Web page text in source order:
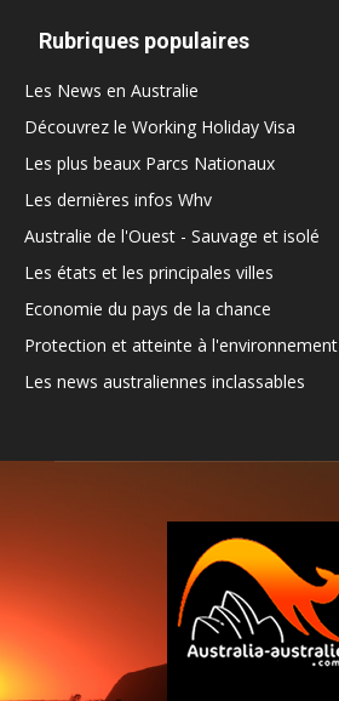
Rubriques populaires
Les News en Australie
Découvrez le Working Holiday Visa
Les plus beaux Parcs Nationaux
Les dernières infos Whv
Australie de l'Ouest - Sauvage et isolé
Les états et les principales villes
Economie du pays de la chance
Protection et atteinte à l'environnement
Les news australiennes inclassables